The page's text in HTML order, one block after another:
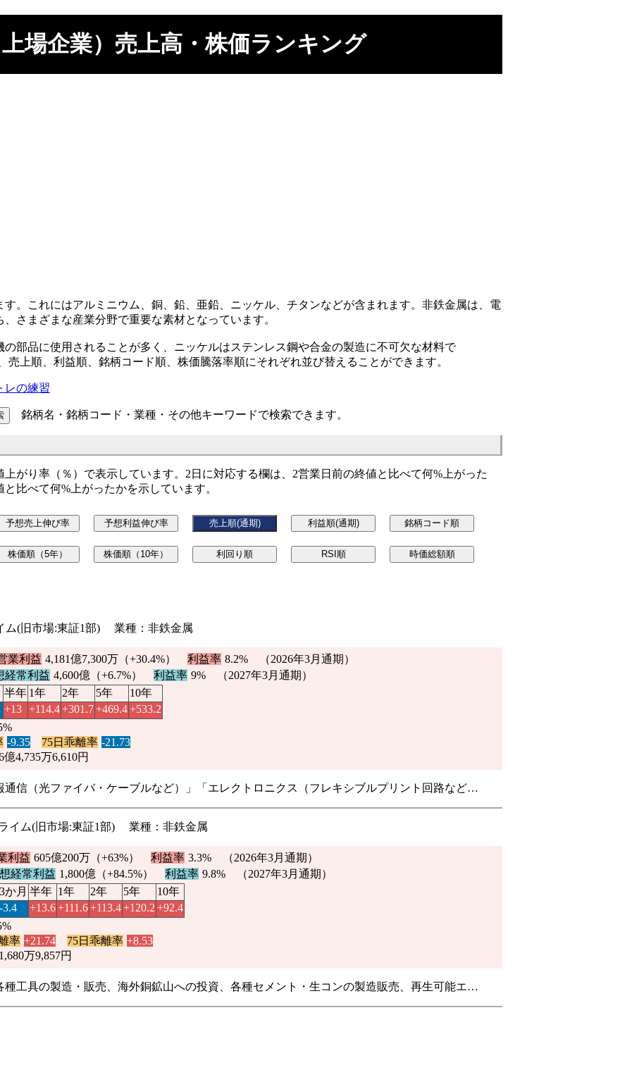
場企業）売上高・株価ランキング
。これにはアルミニウム、銅、鉛、亜鉛、ニッケル、チタンなどが含まれます。非鉄金属は、電
さまざまな産業分野で重要な素材となっています。
部品に使用されることが多く、ニッケルはステンレス鋼や合金の製造に不可欠な材料で
上順、利益順、銘柄コード順、株価騰落率順にそれぞれ並び替えることができます。
レの練習
銘柄名・銘柄コード・業種・その他キーワードで検索できます。
がり率（％）で表示しています。2日に対応する欄は、2営業日前の終値と比べて何%上がった
比べて何%上がったかを示しています。
ム(旧市場:東証1部) 業種：非鉄金属
業利益 4,181億7,300万（+30.4%） 利益率 8.2%
（2026年3月通期）
経常利益 4,600億（+6.7%） 利益率 9% （2027年3月通期）
半年 1年 2年 5年
10年
+13 +114.4+301.7+469.4+533.2
-9.35 75日乖離率 -21.73
億4,735万6,610円
通信（光ファイバ・ケーブルなど）」「エレクトロニクス（フレキシブルプリント回路など…
イム(旧市場:東証1部) 業種：非鉄金属
利益 605億200万（+63%） 利益率 3.3%
（2026年3月通期）
経常利益 1,800億（+84.5%） 利益率 9.8% （2027年3月通期）
3か月 半年 1年 2年 5年
10年
-3.4 +13.6+111.6+113.4+120.2 +92.4
率 +21.74 75日乖離率 +8.53
万9,857円
工具の製造・販売、海外銅鉱山への投資、各種セメント・生コンの製造販売、再生可能エ…